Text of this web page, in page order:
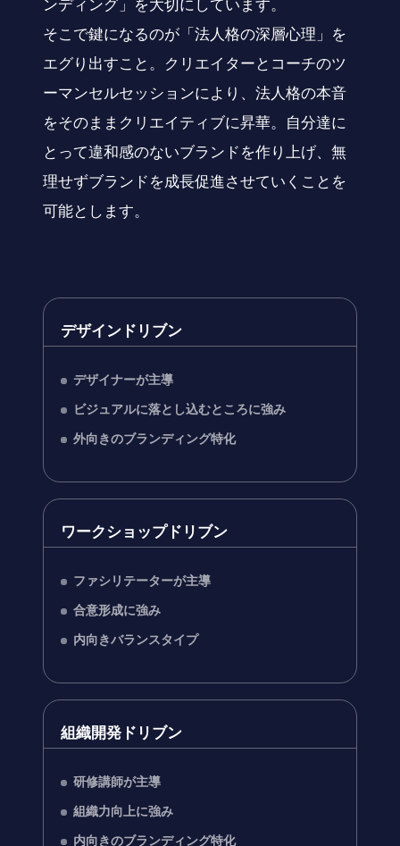
ンディング」を大切にしています。
そこで鍵になるのが「法人格の深層心理」を
エグり出すこと。クリエイターとコーチのツ
ーマンセルセッションにより、法人格の本音
をそのままクリエイティブに昇華。自分達に
とって違和感のないブランドを作り上げ、無
理せずブランドを成長促進させていくことを
可能とします。
デザインドリブン
デザイナーが主導
ビジュアルに落とし込むところに強み
外向きのブランディング特化
ワークショップドリブン
ファシリテーターが主導
合意形成に強み
内向きバランスタイプ
組織開発ドリブン
研修講師が主導
組織力向上に強み
内向きのブランディング特化